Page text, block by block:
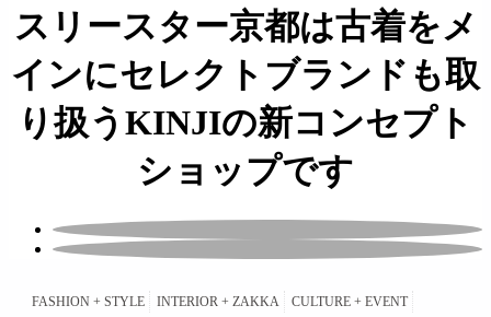
スリースター京都は古着をメ
インにセレクトブランドも取
り扱うKINJIの新コンセプト
ショップです
FASHION + STYLE INTERIOR + ZAKKA CULTURE + EVENT